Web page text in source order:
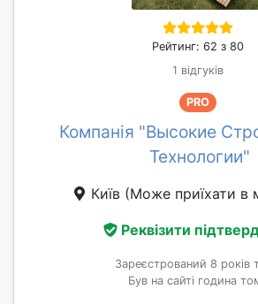
Рейтинг: 62 з 80
1 відгуків
PRO
Компанія "Высокие
Технологии"
Київ (Може приїхати в
Реквізити
Зареєстрований 8 років
Був на сайті година